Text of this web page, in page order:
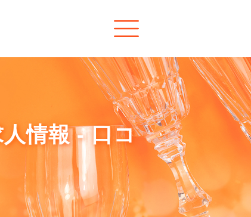
情報 - 口コ